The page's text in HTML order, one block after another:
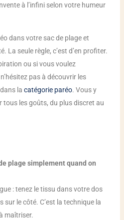
à l’infini selon votre humeur
dans votre sac de plage et
La seule règle, c’est d’en profiter.
ou si vous voulez
pas à découvrir les
la catégorie paréo. Vous y
tous les goûts, du plus discret au
plage simplement quand on
: tenez le tissu dans votre dos
sur le côté. C’est la technique la
maîtriser.